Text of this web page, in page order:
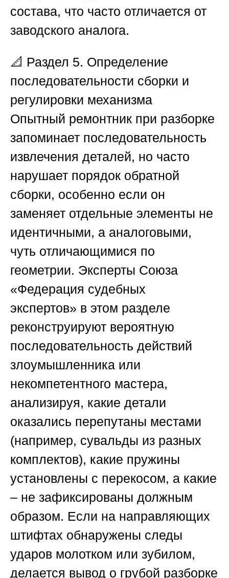
состава, что часто отличается от
заводского аналога.
📐 Раздел 5. Определение
последовательности сборки и
регулировки механизма
Опытный ремонтник при разборке
запоминает последовательность
извлечения деталей, но часто
нарушает порядок обратной
сборки, особенно если он
заменяет отдельные элементы не
идентичными, а аналоговыми,
чуть отличающимися по
геометрии. Эксперты Союза
«Федерация судебных
экспертов» в этом разделе
реконструируют вероятную
последовательность действий
злоумышленника или
некомпетентного мастера,
анализируя, какие детали
оказались перепутаны местами
(например, сувальды из разных
комплектов), какие пружины
установлены с перекосом, а какие
– не зафиксированы должным
образом. Если на направляющих
штифтах обнаружены следы
ударов молотком или зубилом,
делается вывод о грубой разборке